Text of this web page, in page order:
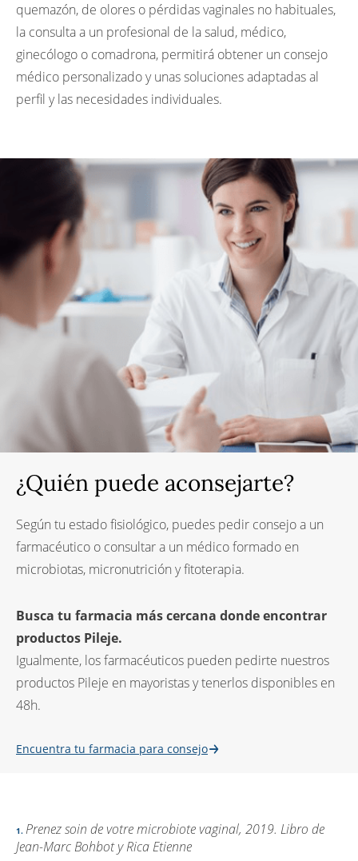
quemazón, de olores o pérdidas vaginales no habituales,
la consulta a un profesional de la salud, médico,
ginecólogo o comadrona, permitirá obtener un consejo
médico personalizado y unas soluciones adaptadas al
perfil y las necesidades individuales.
¿Quién puede aconsejarte?
Según tu estado fisiológico, puedes pedir consejo a un
farmacéutico o consultar a un médico formado en
microbiotas, micronutrición y fitoterapia.
Busca tu farmacia más cercana donde encontrar
productos Pileje.
Igualmente, los farmacéuticos pueden pedirte nuestros
productos Pileje en mayoristas y tenerlos disponibles en
48h.
Encuentra tu farmacia para consejo
Prenez soin de votre microbiote vaginal, 2019. Libro de
Jean-Marc Bohbot y Rica Etienne